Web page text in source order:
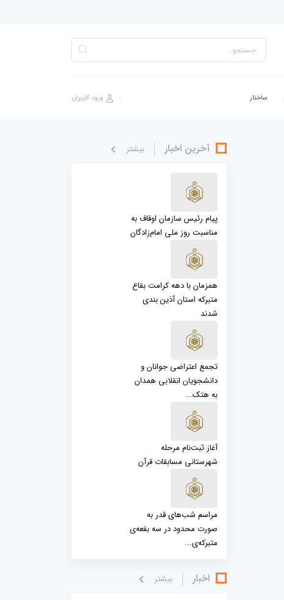
ساختار
آخرین اخبار بيشتر
پیام رئیس سازمان اوقاف به
مناسبت روز ملی امام‌زادگان
همزمان با دهه کرامت بقاع
متبرکه استان آذین بندی
شدند
تجمع اعتراضی جوانان و
دانشجویان انقلابی همدان
به هتک...
آغاز ثبت‌نام مرحله
شهرستانی مسابقات قرآن
مراسم شب‌های قدر به
صورت محدود در سه بقعه‌ی
متبرکه‌‌ی...
اخبار بيشتر